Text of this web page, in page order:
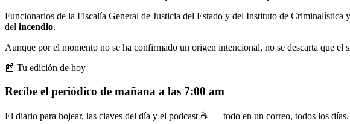
Funcionarios de la Fiscalía General de Justicia del Estado y del Instituto de Criminalística
del incendio.
Aunque por el momento no se ha confirmado un origen intencional, no se descarta que el
📰 Tu edición de hoy
Recibe el periódico de mañana a las 7:00 am
El diario para hojear, las claves del día y el podcast ☕ — todo en un correo, todos los